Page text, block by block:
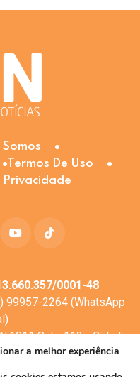
Termos De Uso
Privacidade
0001-48
99957-2264 (WhatsApp
Sala: 112 - Cidade
PR, 85053-525
reservados
a melhor experiência